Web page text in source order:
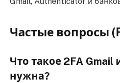
Частые вопросы
Что такое 2FA Gmail
нужна?